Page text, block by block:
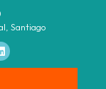
Santiago